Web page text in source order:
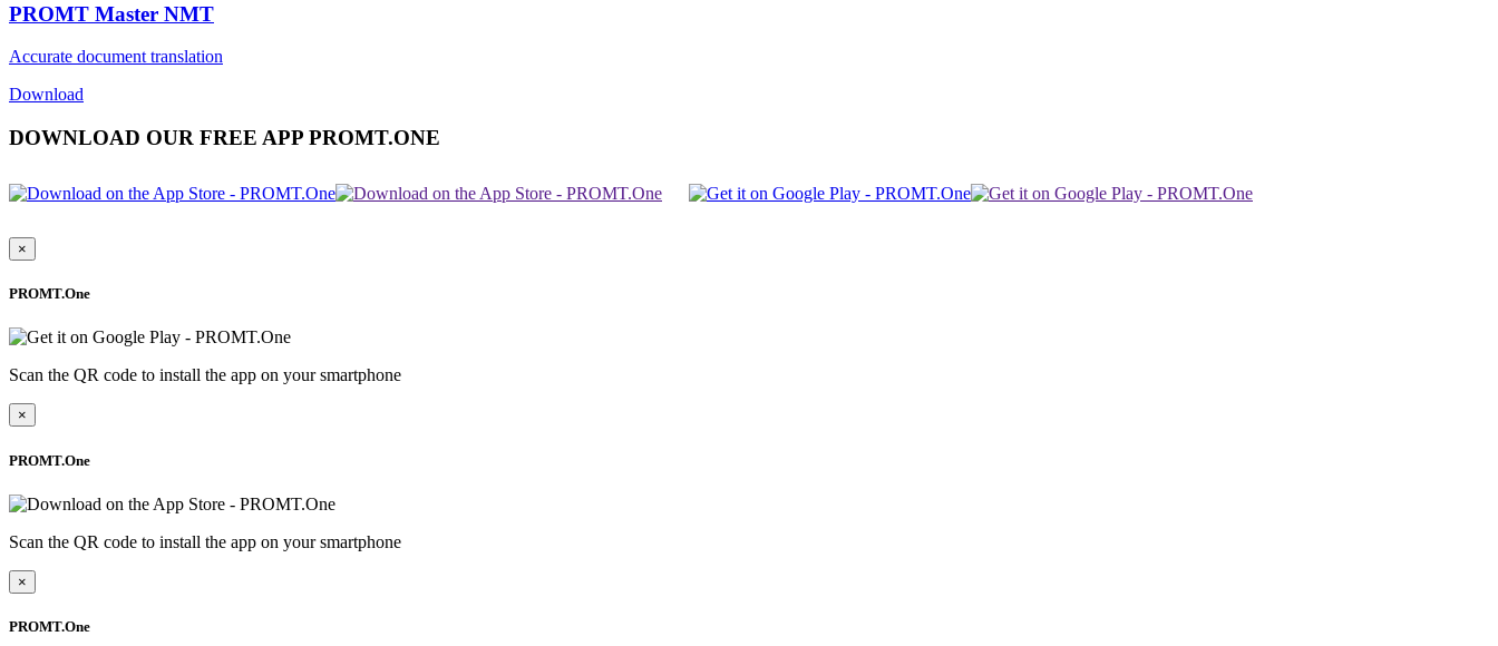
PROMT Master NMT
Accurate document translation
Download
DOWNLOAD OUR FREE APP PROMT.ONE
×
PROMT.One
Scan the QR code to install the app on your smartphone
×
PROMT.One
Scan the QR code to install the app on your smartphone
×
PROMT.One